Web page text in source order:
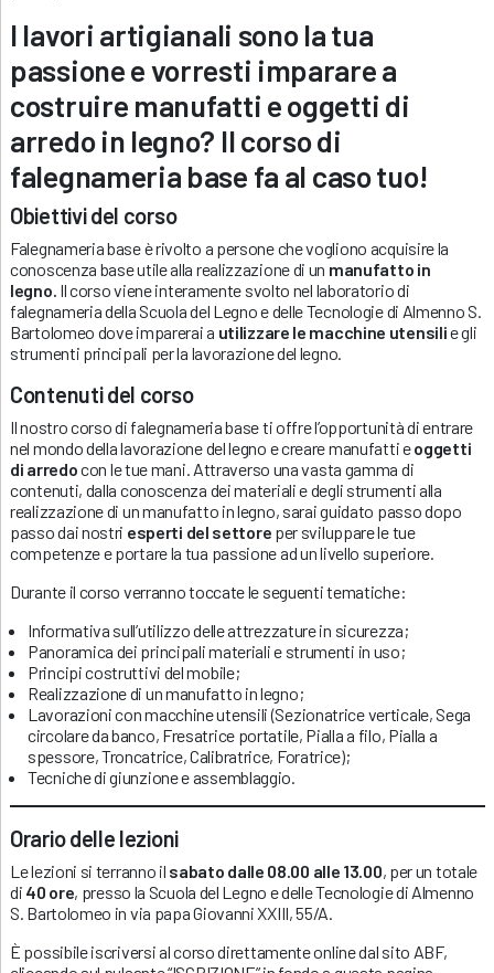
I lavori artigianali sono la tua
passione e vorresti imparare a
costruire manufatti e oggetti di
arredo in legno? Il corso di
falegnameria base fa al caso tuo!
Obiettivi del corso
Falegnameria base è rivolto a persone che vogliono acquisire la
conoscenza base utile alla realizzazione di un manufatto in
legno. Il corso viene interamente svolto nel laboratorio di
falegnameria della Scuola del Legno e delle Tecnologie di Almenno S.
Bartolomeo dove imparerai a utilizzare le macchine utensilie gli
strumenti principali per la lavorazione del legno.
Contenuti del corso
Il nostro corso di falegnameria base ti offre l’opportunità di entrare
nel mondo della lavorazione del legno e creare manufatti eoggetti
di arredocon le tue mani. Attraverso una vasta gamma di
contenuti, dalla conoscenza dei materiali e degli strumenti alla
realizzazione di un manufatto in legno, sarai guidato passo dopo
passo dai nostri esperti del settore per sviluppare le tue
competenze e portare la tua passione ad un livello superiore.
Durante il corso verranno toccate le seguenti tematiche:
Informativa sull’utilizzo delle attrezzature in sicurezza;
Panoramica dei principali materiali e strumenti in uso;
Principi costruttivi del mobile;
Realizzazione di un manufatto in legno;
Lavorazioni con macchine utensili (Sezionatrice verticale, Sega
circolare da banco, Fresatrice portatile, Pialla a filo, Pialla a
spessore, Troncatrice, Calibratrice, Foratrice);
Tecniche di giunzione e assemblaggio.
Orario delle lezioni
Le lezioni si terranno il sabato dalle 08.00 alle 13.00, per un totale
di 40 ore, presso la Scuola del Legno e delle Tecnologie di Almenno
S. Bartolomeo in via papa Giovanni XXIII, 55/A.
È possibile iscriversi al corso direttamente online dal sito ABF,